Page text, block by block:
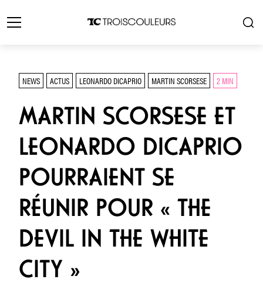
NEWS ACTUS LEONARDO DICAPRIO MARTIN SCORSESE 2 MIN
MARTIN SCORSESE ET
LEONARDO DICAPRIO
POURRAIENT SE
RÉUNIR POUR « THE
DEVIL IN THE WHITE
CITY »